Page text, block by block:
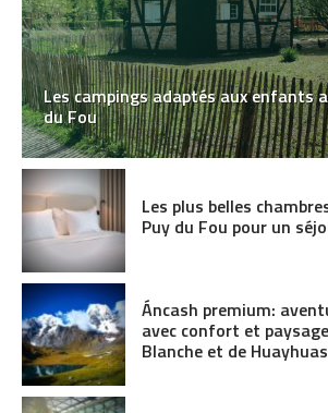
Les campings adaptés aux enfants
du Fou
Les plus belles
Puy du Fou pour un
Áncash premium:
avec confort et
Blanche et de